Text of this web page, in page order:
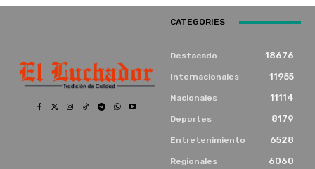
CATEGORIES
Destacado 18676
Internacionales 11955
Nacionales 11114
Deportes 8179
Entretenimiento 6528
Regionales 6060